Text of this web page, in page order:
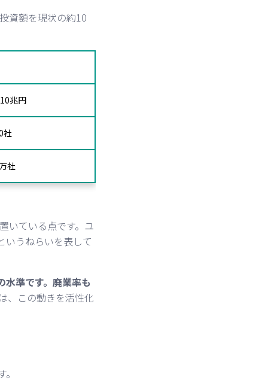
資額を現状の約10
兆円
社
社
いている点です。ユ
いうねらいを表して
準です。廃業率も
、この動きを活性化